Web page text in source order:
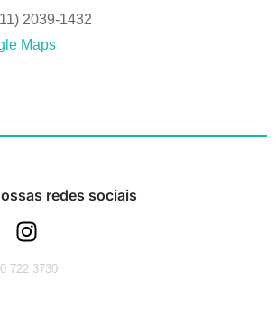
2039-1432
Maps
redes sociais
722 3730